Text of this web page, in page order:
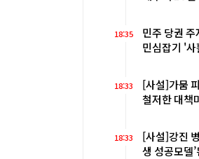
18:35
민주 당권
민심잡기 '
18:33
[사설]가뭄
철저한 대책
18:33
[사설]강진
생 성공모델